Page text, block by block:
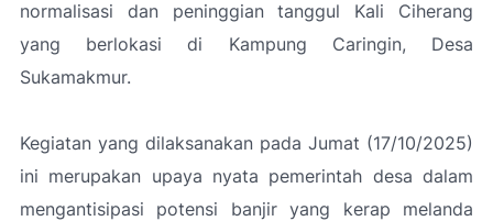
normalisasi dan peninggian tanggul Kali Ciherang
yang berlokasi di Kampung Caringin, Desa
Sukamakmur.
Kegiatan yang dilaksanakan pada Jumat (17/10/2025)
ini merupakan upaya nyata pemerintah desa dalam
mengantisipasi potensi banjir yang kerap melanda